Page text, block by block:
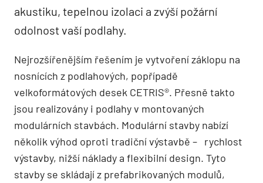
akustiku, tepelnou izolaci a zvýší požární
odolnost vaší podlahy.
Nejrozšířenějším řešením je vytvoření záklopu na
nosnících z podlahových, popřípadě
velkoformátových desek CETRIS®. Přesně takto
jsou realizovány i podlahy v montovaných
modulárních stavbách. Modulární stavby nabízí
několik výhod oproti tradiční výstavbě – rychlost
výstavby, nižší náklady a flexibilní design. Tyto
stavby se skládají z prefabrikovaných modulů,